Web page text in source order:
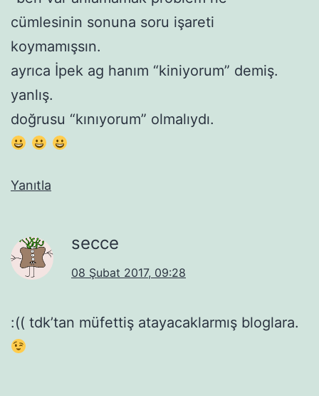
cümlesinin sonuna soru işareti
koymamışsın.
ayrıca İpek ag hanım “kiniyorum” demiş.
yanlış.
doğrusu “kınıyorum” olmalıydı.
Yanıtla
secce
08 Şubat 2017, 09:28
:(( tdk’tan müfettiş atayacaklarmış bloglara.